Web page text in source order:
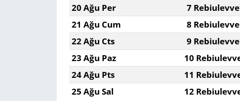
20 Ağu Per
7
21 Ağu Cum
8
22 Ağu Cts
9
23 Ağu Paz
10
24 Ağu Pts
11
25 Ağu Sal
12